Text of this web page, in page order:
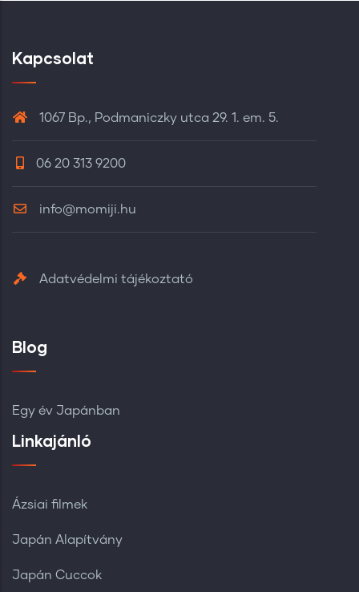
Kapcsolat
1067 Bp., Podmaniczky utca 29. 1. em. 5.
06 20 313 9200
info@momiji.hu
Adatvédelmi tájékoztató
Blog
Egy év Japánban
Linkajánló
Ázsiai filmek
Japán Alapítvány
Japán Cuccok